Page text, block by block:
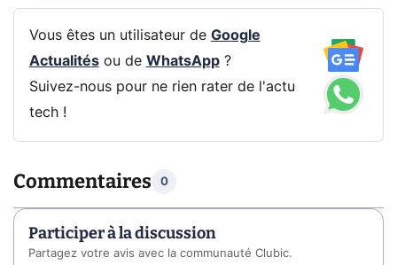
Vous êtes un utilisateur de Google
Actualitésou de WhatsApp?
Suivez-nous pour ne rien rater de l'actu
tech !
Commentaires 0
Participer à la discussion
Partagez votre avis avec la communauté Clubic.